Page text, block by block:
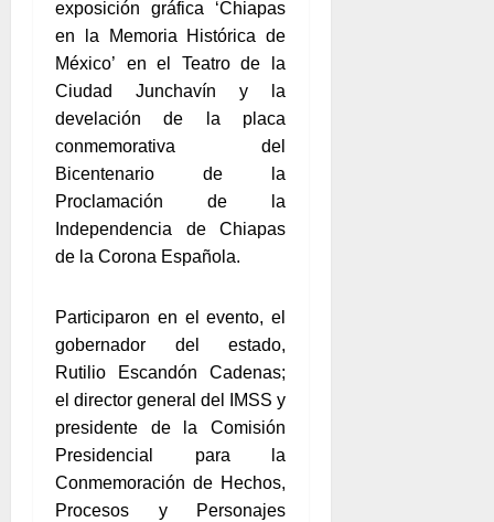
exposición gráfica ‘Chiapas
en la Memoria Histórica de
México’ en el Teatro de la
Ciudad Junchavín y la
develación de la placa
conmemorativa del
Bicentenario de la
Proclamación de la
Independencia de Chiapas
de la Corona Española.
Participaron en el evento, el
gobernador del estado,
Rutilio Escandón Cadenas;
el director general del IMSS y
presidente de la Comisión
Presidencial para la
Conmemoración de Hechos,
Procesos y Personajes